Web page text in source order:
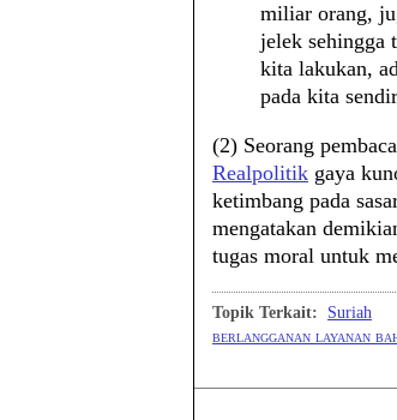
miliar orang,
jelek sehingga
kita lakukan,
pada kita
(2) Seorang
Realpolitik gaya
ketimbang pada
mengatakan
tugas moral untuk
Topik Terkait:
Suriah
berlangganan layanan